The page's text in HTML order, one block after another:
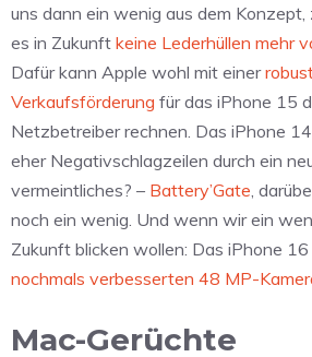
uns dann ein wenig aus dem Konzept,
es in Zukunft keine Lederhüllen mehr
Dafür kann Apple wohl mit einer
Verkaufsförderung für das iPhone 15
Netzbetreiber rechnen. Das iPhone
eher Negativschlagzeilen durch ein
vermeintliches? – Battery’Gate ,
noch ein wenig. Und wenn wir ein
Zukunft blicken wollen: Das iPhone
nochmals verbesserten 48 MP-
Mac-Gerüchte